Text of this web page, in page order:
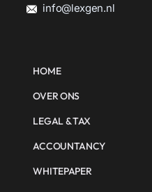
info@lexgen.nl
HOME
OVER ONS
LEGAL & TAX
ACCOUNTANCY
WHITEPAPER